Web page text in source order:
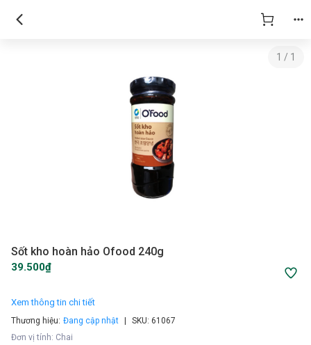
1 / 1
Sốt kho hoàn hảo Ofood 240g
39.500₫
Xem thông tin chi tiết
Thương hiệu: Đang cập nhật SKU: 61067
Đơn vị tính: Chai